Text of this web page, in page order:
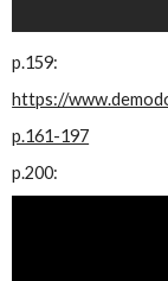
p.159:
https://
p.161-197
p.200: